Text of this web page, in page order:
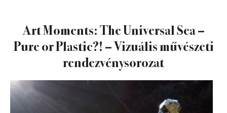
Art Moments: The Universal Sea –
Pure or Plastic?! – Vizuális művészeti
rendezvénysorozat